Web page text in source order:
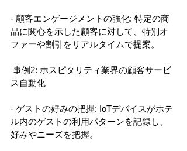
- 顧客エンゲージメントの強化: 特定の商
品に関心を示した顧客に対して、特別オ
ファーや割引をリアルタイムで提案。
事例2: ホスピタリティ業界の顧客サービ
ス自動化
- ゲストの好みの把握: IoTデバイスがホテ
ル内のゲストの利用パターンを記録し、
好みやニーズを把握。